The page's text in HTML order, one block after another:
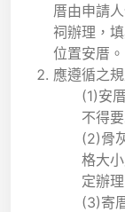
厝由申請
祠辦理，
位置安厝。
應遵循之
(1)安
不得
(2)骨
格大
定辦理
(3)寄